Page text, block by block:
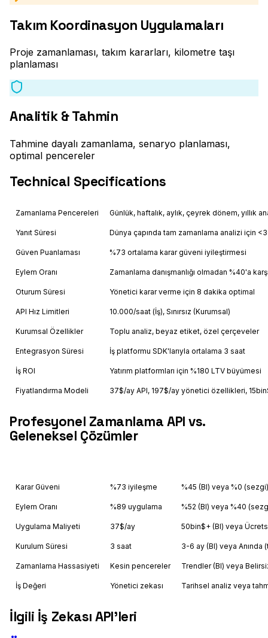
Takım Koordinasyon Uygulamaları
Proje zamanlaması, takım kararları, kilometre taşı
planlaması
Analitik & Tahmin
Tahmine dayalı zamanlama, senaryo planlaması,
optimal pencereler
Technical Specifications
Zamanlama Pencereleri Günlük, haftalık, aylık, çeyrek dönem, yıllık
Yanıt Süresi Dünya çapında tam zamanlama analizi için
Güven Puanlaması %73 ortalama karar güveni iyileştirmesi
Eylem Oranı Zamanlama danışmanlığı olmadan %40'a
Oturum Süresi Yönetici karar verme için 8 dakika optimal
API Hız Limitleri 10.000/saat (İş), Sınırsız (Kurumsal)
Kurumsal Özellikler Toplu analiz, beyaz etiket, özel çerçeveler
Entegrasyon Süresi İş platformu SDK'larıyla ortalama 3 saat
İş ROI Yatırım platformları için %180 LTV büyümesi
Fiyatlandırma Modeli 37$/ay API, 197$/ay yönetici özellikleri,
Profesyonel Zamanlama API vs.
Geleneksel Çözümler
Karar Güveni %73 iyileşme %45 (BI) veya %0 (sezgi)
Eylem Oranı %89 uygulama %52 (BI) veya %40
Uygulama Maliyeti 37$/ay 50bin$+ (BI) veya
Kurulum Süresi 3 saat 3-6 ay (BI) veya Anında
Zamanlama Hassasiyeti Kesin pencereler Trendler (BI) veya
İş Değeri Yönetici zekası Tarihsel analiz veya
İlgili İş Zekası API'leri